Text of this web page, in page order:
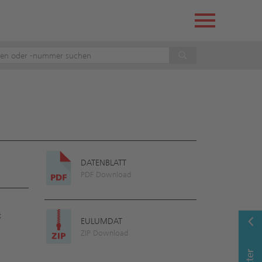
DATENBLATT
PDF Download
EULUMDAT
ZIP Download